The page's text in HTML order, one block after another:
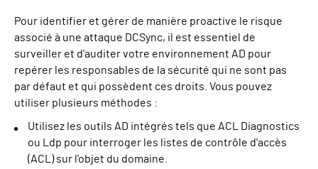
Pour identifier et gérer de manière proactive le risque
associé à une attaque DCSync, il est essentiel de
surveiller et d'auditer votre environnement AD pour
repérer les responsables de la sécurité qui ne sont pas
par défaut et qui possèdent ces droits. Vous pouvez
utiliser plusieurs méthodes :
Utilisez les outils AD intégrés tels que ACL Diagnostics
ou Ldp pour interroger les listes de contrôle d'accès
(ACL) sur l'objet du domaine.